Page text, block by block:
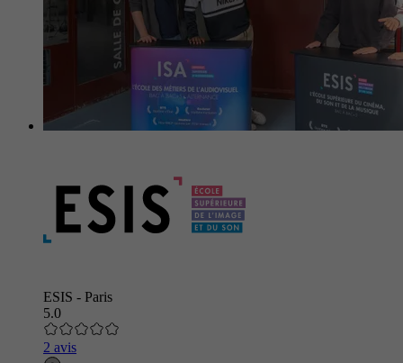
ESIS - Paris
5.0
2 avis